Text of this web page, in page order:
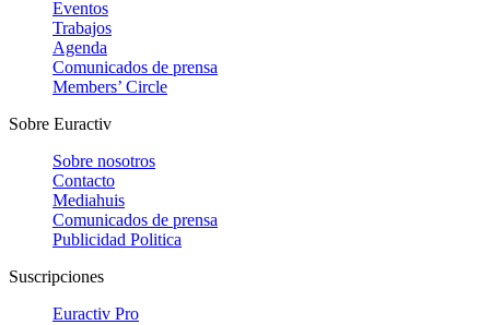
Eventos
Trabajos
Agenda
Comunicados de prensa
Members’ Circle
Sobre Euractiv
Sobre nosotros
Contacto
Mediahuis
Comunicados de prensa
Publicidad Politica
Suscripciones
Euractiv Pro